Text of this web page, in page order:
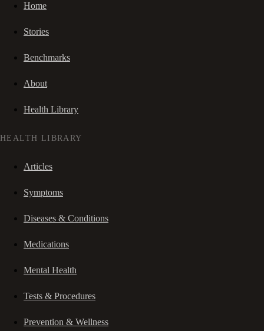
Home
Stories
Benchmarks
About
Health Library
HEALTH LIBRARY
Articles
Symptoms
Diseases & Conditions
Medications
Mental Health
Tests & Procedures
Prevention & Wellness